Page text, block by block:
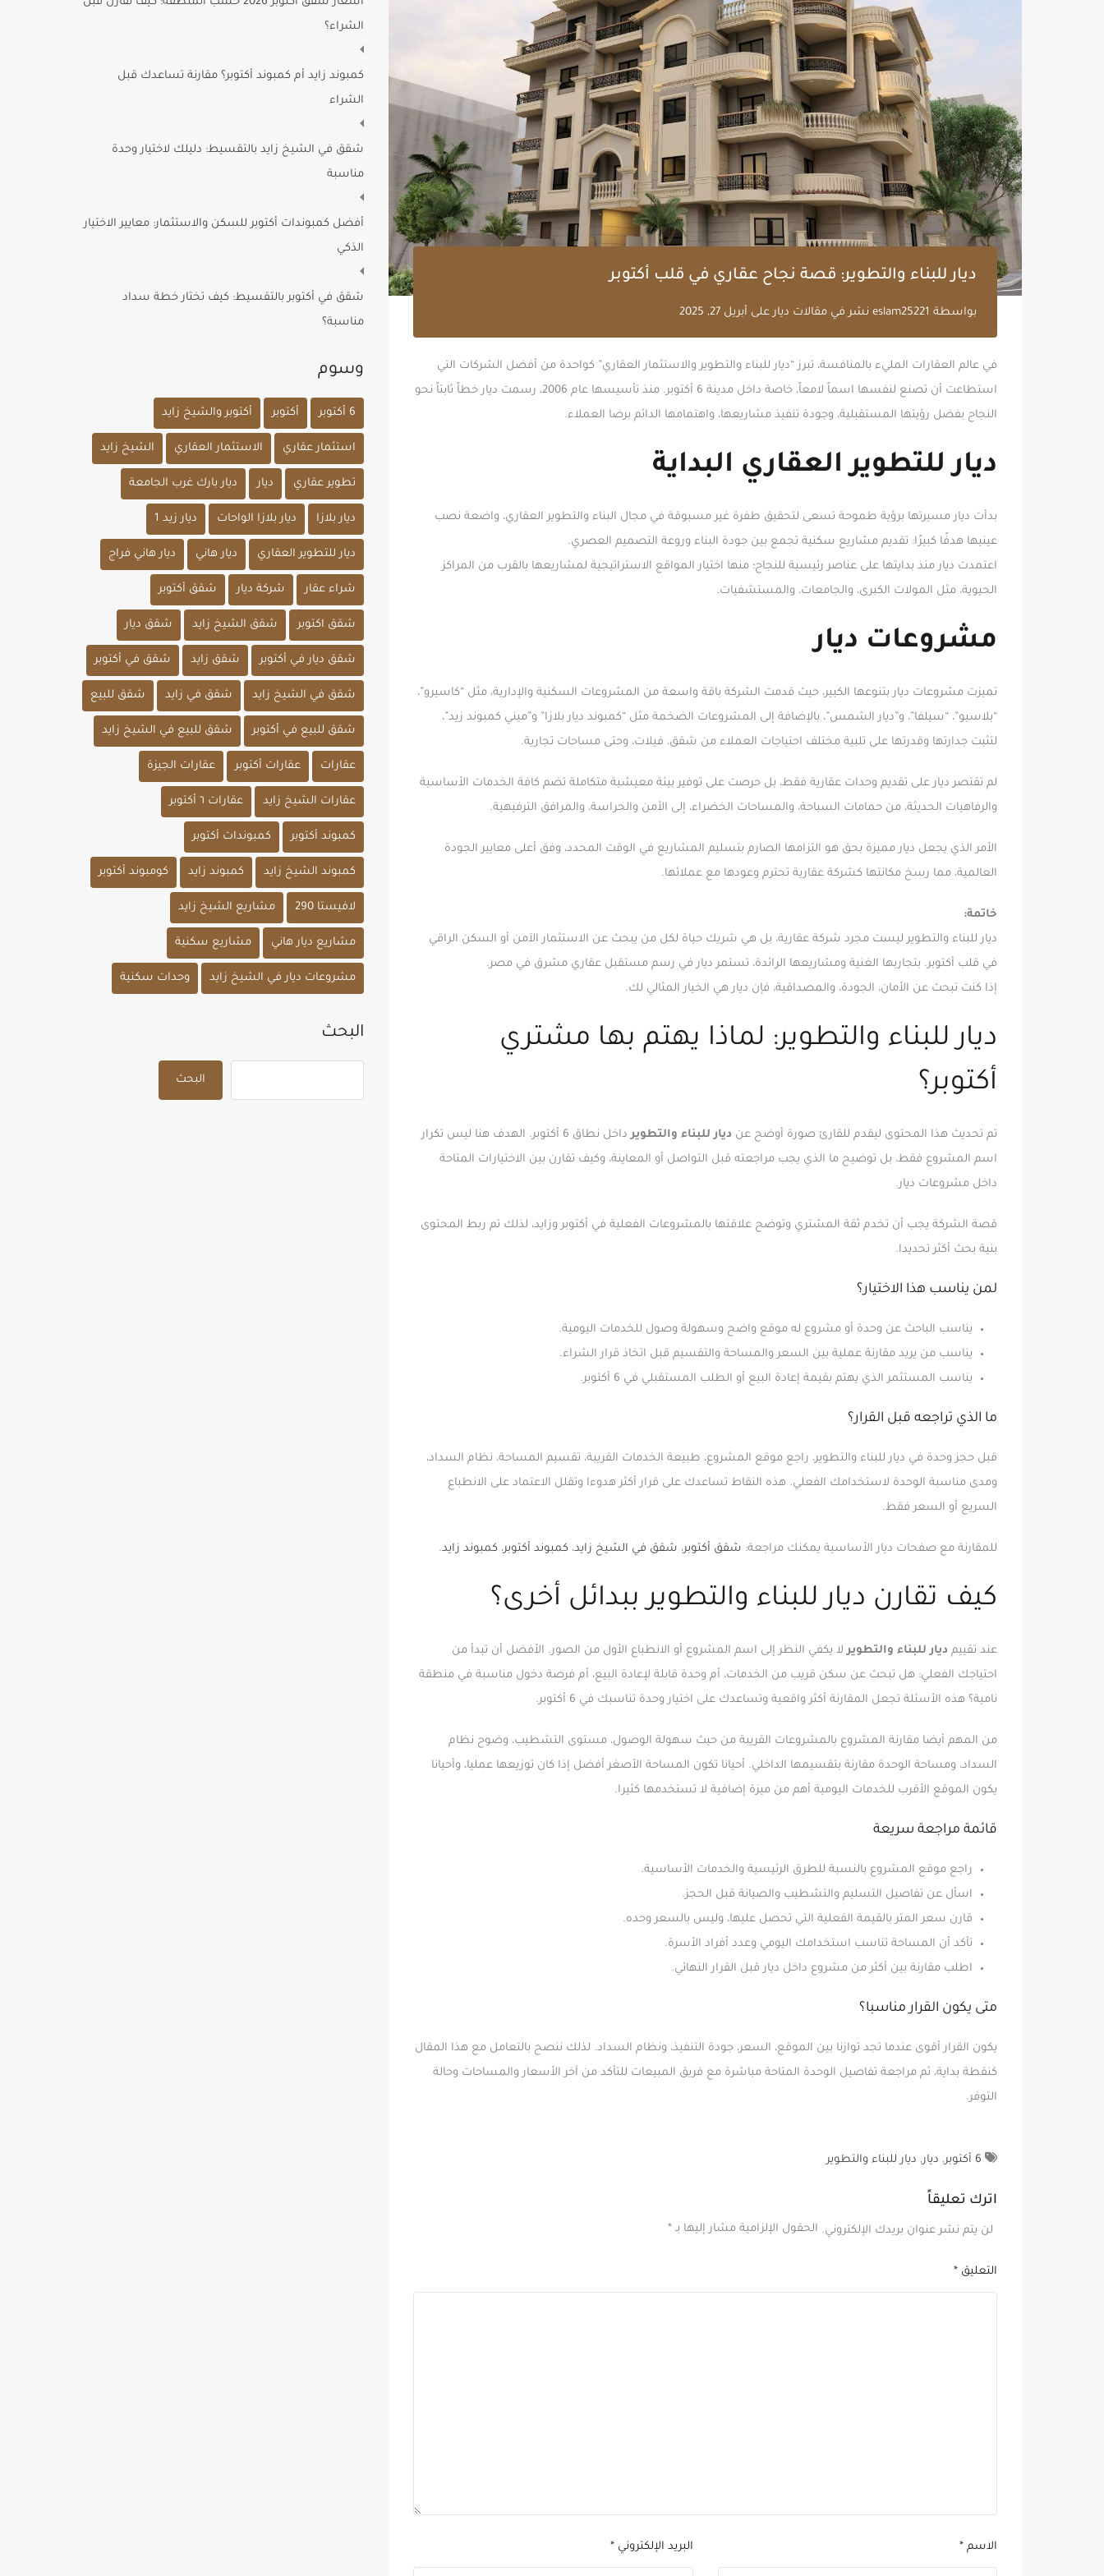
ديار للبناء والتطوير: قصة نجاح عقاري في قلب أكتوبر
بواسطة eslam25221 نشر في مقالات ديار على أبريل 27, 2025
في عالم العقارات المليء بالمنافسة، تبرز “ديار للبناء والتطوير والاستثمار العقاري” كواحدة من أفضل الشركات التي
استطاعت أن تصنع لنفسها اسماً لامعاً، خاصة داخل مدينة 6 أكتوبر. منذ تأسيسها عام 2006، رسمت ديار خطاً ثابتاً نحو
النجاح بفضل رؤيتها المستقبلية، وجودة تنفيذ مشاريعها، واهتمامها الدائم برضا العملاء.
ديار للتطوير العقاري البداية
بدأت ديار مسيرتها برؤية طموحة تسعى لتحقيق طفرة غير مسبوقة في مجال البناء والتطوير العقاري، واضعة نصب
عينيها هدفًا كبيرًا: تقديم مشاريع سكنية تجمع بين جودة البناء وروعة التصميم العصري.
اعتمدت ديار منذ بدايتها على عناصر رئيسية للنجاح؛ منها اختيار المواقع الاستراتيجية لمشاريعها بالقرب من المراكز
الحيوية، مثل المولات الكبرى، والجامعات، والمستشفيات.
مشروعات ديار
تميزت مشروعات ديار بتنوعها الكبير، حيث قدمت الشركة باقة واسعة من المشروعات السكنية والإدارية، مثل “كاسيرو”،
“بلاسيو”، “سيلفا”، و”ديار الشمس”، بالإضافة إلى المشروعات الضخمة مثل “كمبوند ديار بلازا” و”ميني كمبوند زيد”،
لتثبت جدارتها وقدرتها على تلبية مختلف احتياجات العملاء من شقق، فيلات، وحتى مساحات تجارية.
لم تقتصر ديار على تقديم وحدات عقارية فقط، بل حرصت على توفير بيئة معيشية متكاملة تضم كافة الخدمات الأساسية
والرفاهيات الحديثة، من حمامات السباحة، والمساحات الخضراء، إلى الأمن والحراسة، والمرافق الترفيهية.
الأمر الذي يجعل ديار مميزة بحق هو التزامها الصارم بتسليم المشاريع في الوقت المحدد، وفق أعلى معايير الجودة
العالمية، مما رسخ مكانتها كشركة عقارية تحترم وعودها مع عملائها.
خاتمة:
ديار للبناء والتطوير ليست مجرد شركة عقارية، بل هي شريك حياة لكل من يبحث عن الاستثمار الآمن أو السكن الراقي
في قلب أكتوبر. بتجاربها الغنية ومشاريعها الرائدة، تستمر ديار في رسم مستقبل عقاري مشرق في مصر.
إذا كنت تبحث عن الأمان، الجودة، والمصداقية، فإن ديار هي الخيار المثالي لك.
ديار للبناء والتطوير: لماذا يهتم بها مشتري
أكتوبر؟
تم تحديث هذا المحتوى ليقدم للقارئ صورة أوضح عن ديار للبناء والتطوير
داخل نطاق 6 أكتوبر. الهدف هنا ليس تكرار
اسم المشروع فقط، بل توضيح ما الذي يجب مراجعته قبل التواصل أو المعاينة، وكيف تقارن بين الاختيارات المتاحة
داخل مشروعات ديار.
قصة الشركة يجب أن تخدم ثقة المشتري وتوضح علاقتها بالمشروعات الفعلية في أكتوبر وزايد، لذلك تم ربط المحتوى
بنية بحث أكثر تحديدا.
لمن يناسب هذا الاختيار؟
يناسب الباحث عن وحدة أو مشروع له موقع واضح وسهولة وصول للخدمات اليومية.
يناسب من يريد مقارنة عملية بين السعر والمساحة والتقسيم قبل اتخاذ قرار الشراء.
يناسب المستثمر الذي يهتم بقيمة إعادة البيع أو الطلب المستقبلي في 6 أكتوبر.
ما الذي تراجعه قبل القرار؟
قبل حجز وحدة في ديار للبناء والتطوير، راجع موقع المشروع، طبيعة الخدمات القريبة، تقسيم المساحة، نظام السداد،
ومدى مناسبة الوحدة لاستخدامك الفعلي. هذه النقاط تساعدك على قرار أكثر هدوءا وتقلل الاعتماد على الانطباع
السريع أو السعر فقط.
للمقارنة مع صفحات ديار الأساسية يمكنك مراجعة: شقق أكتوبر، شقق في الشيخ زايد، كمبوند أكتوبر، كمبوند زايد.
كيف تقارن ديار للبناء والتطوير ببدائل أخرى؟
عند تقييم ديار للبناء والتطوير لا يكفي النظر إلى اسم المشروع أو الانطباع الأول من الصور. الأفضل أن تبدأ من
احتياجك الفعلي: هل تبحث عن سكن قريب من الخدمات، أم وحدة قابلة لإعادة البيع، أم فرصة دخول مناسبة في منطقة
نامية؟ هذه الأسئلة تجعل المقارنة أكثر واقعية وتساعدك على اختيار وحدة تناسبك في 6 أكتوبر.
من المهم أيضا مقارنة المشروع بالمشروعات القريبة من حيث سهولة الوصول، مستوى التشطيب، وضوح نظام
السداد، ومساحة الوحدة مقارنة بتقسيمها الداخلي. أحيانا تكون المساحة الأصغر أفضل إذا كان توزيعها عمليا، وأحيانا
يكون الموقع الأقرب للخدمات اليومية أهم من ميزة إضافية لا تستخدمها كثيرا.
قائمة مراجعة سريعة
راجع موقع المشروع بالنسبة للطرق الرئيسية والخدمات الأساسية.
اسأل عن تفاصيل التسليم والتشطيب والصيانة قبل الحجز.
قارن سعر المتر بالقيمة الفعلية التي تحصل عليها، وليس بالسعر وحده.
تأكد أن المساحة تناسب استخدامك اليومي وعدد أفراد الأسرة.
اطلب مقارنة بين أكثر من مشروع داخل ديار قبل القرار النهائي.
متى يكون القرار مناسبا؟
يكون القرار أقوى عندما تجد توازنا بين الموقع، السعر، جودة التنفيذ، ونظام السداد. لذلك ننصح بالتعامل مع هذا المقال
كنقطة بداية، ثم مراجعة تفاصيل الوحدة المتاحة مباشرة مع فريق المبيعات للتأكد من آخر الأسعار والمساحات وحالة
التوفر.
6 أكتوبر , ديار , ديار للبناء والتطوير
اترك تعليقاً
لن يتم نشر عنوان بريدك الإلكتروني. الحقول الإلزامية مشار إليها بـ *
التعليق *
الاسم * البريد الإلكتروني*
الشراء؟
كمبوند زايد أم كمبوند أكتوبر؟ مقارنة تساعدك قبل
الشراء
شقق في الشيخ زايد بالتقسيط: دليلك لاختيار وحدة
مناسبة
أفضل كمبوندات أكتوبر للسكن والاستثمار: معايير الاختيار
الذكي
شقق في أكتوبر بالتقسيط: كيف تختار خطة سداد
مناسبة؟
وسوم
6 أكتوبر أكتوبر أكتوبر والشيخ زايد
استثمار عقاري الاستثمار العقاري الشيخ زايد
تطوير عقاري ديار ديار بارك غرب الجامعة
ديار بلازا ديار بلازا الواحات ديار زيد 1
ديار للتطوير العقاري ديار هاني ديار هاني فراج
شراء عقار شركة ديار شقق أكتوبر
شقق اكتوبر شقق الشيخ زايد شقق ديار
شقق ديار في أكتوبر شقق زايد شقق في أكتوبر
شقق في الشيخ زايد شقق في زايد شقق للبيع
شقق للبيع في أكتوبر شقق للبيع في الشيخ زايد
عقارات عقارات أكتوبر عقارات الجيزة
عقارات الشيخ زايد عقارات ٦ أكتوبر
كمبوند أكتوبر كمبوندات أكتوبر
كمبوند الشيخ زايد كمبوند زايد كومبوند أكتوبر
لافيستا 290 مشاريع الشيخ زايد
مشاريع ديار هاني مشاريع سكنية
مشروعات ديار في الشيخ زايد وحدات سكنية
البحث
البحث